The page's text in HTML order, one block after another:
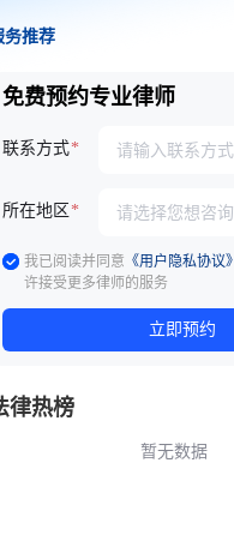
务推荐
免费预约专业律师
联系方式
所在地区
我已阅读并同意 《用户隐私协议》
许接受更多律师的服务
立即预约
律热榜
暂无数据